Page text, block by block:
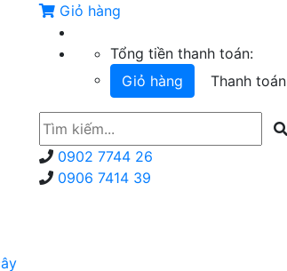
Giỏ hàng
Tổng tiền thanh toán:
Giỏ hàng
Thanh toán
0902 7744 26
0906 7414 39